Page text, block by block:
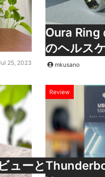
25, 2023
Oura Ring
のヘルス
mkusano
ューと
Review